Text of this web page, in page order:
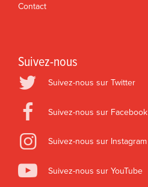
Contact
Suivez-nous
Suivez-nous sur Twitter
Suivez-nous sur Facebook
Suivez-nous sur Instagram
Suivez-nous sur YouTube